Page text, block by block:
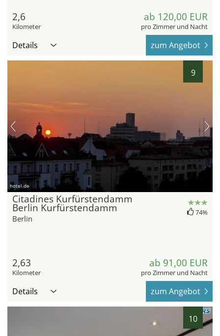
2,6
Kilometer
ab 120,00 EUR
pro Zimmer und Nacht
Details zum Angebot
9
hotel.de
Citadines Kurfürstendamm
Berlin Kurfürstendamm
Berlin
74%
2,63
Kilometer
ab 91,00 EUR
pro Zimmer und Nacht
Details zum Angebot
10